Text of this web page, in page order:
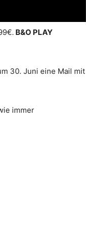
B&O PLAY
30. Juni eine Mail mit
immer